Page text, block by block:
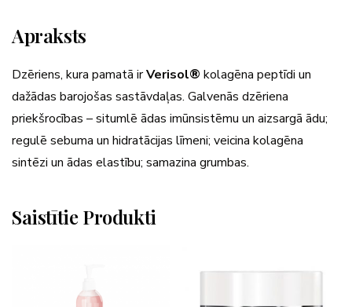
Apraksts
Dzēriens, kura pamatā irVerisol® kolagēna peptīdi un
dažādas barojošas sastāvdaļas. Galvenās dzēriena
priekšrocības – situmlē ādas imūnsistēmu un aizsargā ādu;
regulē sebuma un hidratācijas līmeni; veicina kolagēna
sintēzi un ādas elastību; samazina grumbas.
Saistītie Produkti